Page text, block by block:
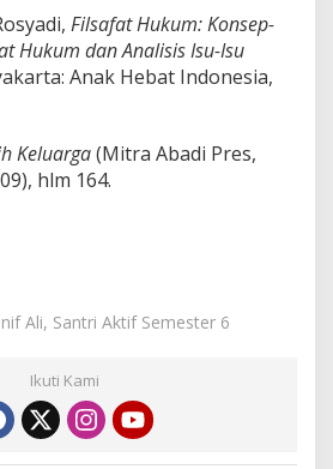
Filsafat Hukum: Konsep-
Hukum dan Analisis Isu-Isu
Anak Hebat Indonesia,
Keluarga(Mitra Abadi Pres,
hlm 164.
Ali, Santri Aktif Semester 6
Ikuti Kami